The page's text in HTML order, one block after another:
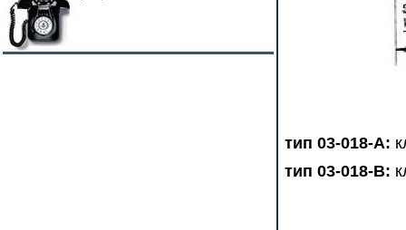
тип 03-018-А:
тип 03-018-В: